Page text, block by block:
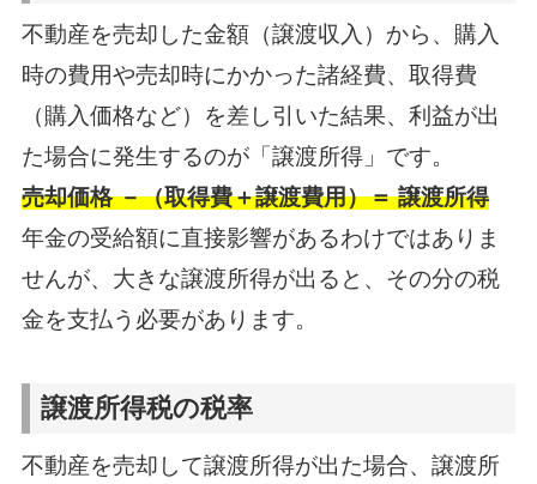
不動産を売却した金額（譲渡収入）から、購入
時の費用や売却時にかかった諸経費、取得費
（購入価格など）を差し引いた結果、利益が出
た場合に発生するのが「譲渡所得」です。
売却価格 －（取得費＋譲渡費用）＝ 譲渡所得
年金の受給額に直接影響があるわけではありま
せんが、大きな譲渡所得が出ると、その分の税
金を支払う必要があります。
譲渡所得税の税率
不動産を売却して譲渡所得が出た場合、譲渡所